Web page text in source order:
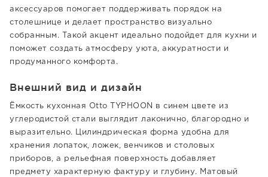
аксессуаров помогает поддерживать порядок на
столешнице и делает пространство визуально
собранным. Такой акцент идеально подойдет для кухни и
поможет создать атмосферу уюта, аккуратности и
продуманного комфорта.
Внешний вид и дизайн
Ёмкость кухонная Otto TYPHOON в синем цвете из
углеродистой стали выглядит лаконично, благородно и
выразительно. Цилиндрическая форма удобна для
хранения лопаток, ложек, венчиков и столовых
приборов, а рельефная поверхность добавляет
предмету характерную фактуру и глубину. Матовый